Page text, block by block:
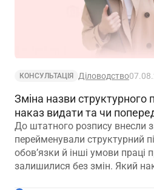
КОНСУЛЬТАЦІЯ Діловодство
Зміна назви структурного
наказ видати та чи
До штатного розпису внесли
перейменували структурний
обов’язки й інші умови праці
залишилися без змін. Який